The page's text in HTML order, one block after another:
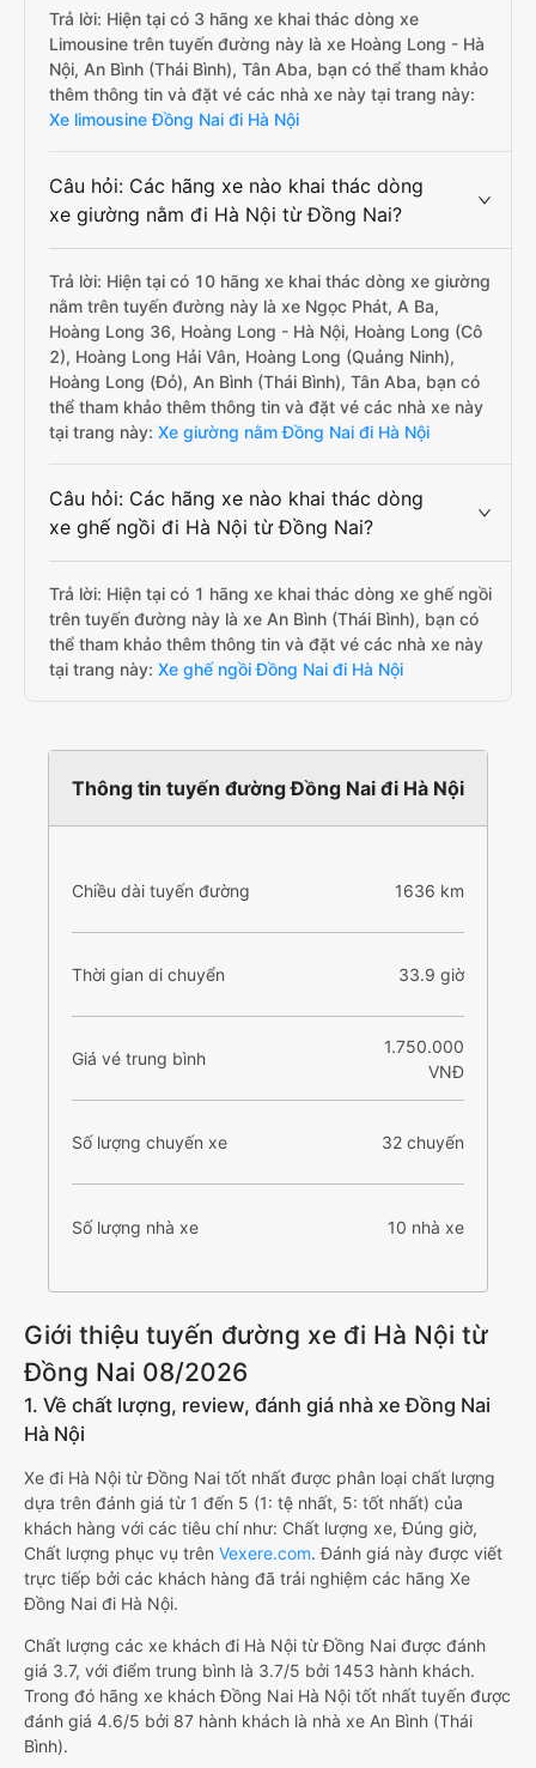
Trả lời: Hiện tại có 3 hãng xe khai thác dòng xe
Limousine trên tuyến đường này là xe Hoàng Long - Hà
Nội, An Bình (Thái Bình), Tân Aba, bạn có thể tham khảo
thêm thông tin và đặt vé các nhà xe này tại trang này:
Xe limousine Đồng Nai đi Hà Nội
Câu hỏi: Các hãng xe nào khai thác dòng
xe giường nằm đi Hà Nội từ Đồng Nai?
Trả lời: Hiện tại có 10 hãng xe khai thác dòng xe giường
nằm trên tuyến đường này là xe Ngọc Phát, A Ba,
Hoàng Long 36, Hoàng Long - Hà Nội, Hoàng Long (Cô
2), Hoàng Long Hải Vân, Hoàng Long (Quảng Ninh),
Hoàng Long (Đỏ), An Bình (Thái Bình), Tân Aba, bạn có
thể tham khảo thêm thông tin và đặt vé các nhà xe này
tại trang này: Xe giường nằm Đồng Nai đi Hà Nội
Câu hỏi: Các hãng xe nào khai thác dòng
xe ghế ngồi đi Hà Nội từ Đồng Nai?
Trả lời: Hiện tại có 1 hãng xe khai thác dòng xe ghế ngồi
trên tuyến đường này là xe An Bình (Thái Bình), bạn có
thể tham khảo thêm thông tin và đặt vé các nhà xe này
tại trang này: Xe ghế ngồi Đồng Nai đi Hà Nội
Thông tin tuyến đường Đồng Nai đi Hà Nội
Chiều dài tuyến đường 1636 km
Thời gian di chuyển 33.9 giờ
Giá vé trung bình
1.750.000
VNĐ
Số lượng chuyến xe 32 chuyến
Số lượng nhà xe 10 nhà xe
Giới thiệu tuyến đường xe đi Hà Nội từ
Đồng Nai 08/2026
1. Về chất lượng, review, đánh giá nhà xe Đồng Nai
Hà Nội
Xe đi Hà Nội từ Đồng Nai tốt nhất được phân loại chất lượng
dựa trên đánh giá từ 1 đến 5 (1: tệ nhất, 5: tốt nhất) của
khách hàng với các tiêu chí như: Chất lượng xe, Đúng giờ,
Chất lượng phục vụ trên Vexere.com. Đánh giá này được viết
trực tiếp bởi các khách hàng đã trải nghiệm các hãng Xe
Đồng Nai đi Hà Nội.
Chất lượng các xe khách đi Hà Nội từ Đồng Nai được đánh
giá 3.7, với điểm trung bình là 3.7/5 bởi 1453 hành khách.
Trong đó hãng xe khách Đồng Nai Hà Nội tốt nhất tuyến được
đánh giá 4.6/5 bởi 87 hành khách là nhà xe An Bình (Thái
Bình).